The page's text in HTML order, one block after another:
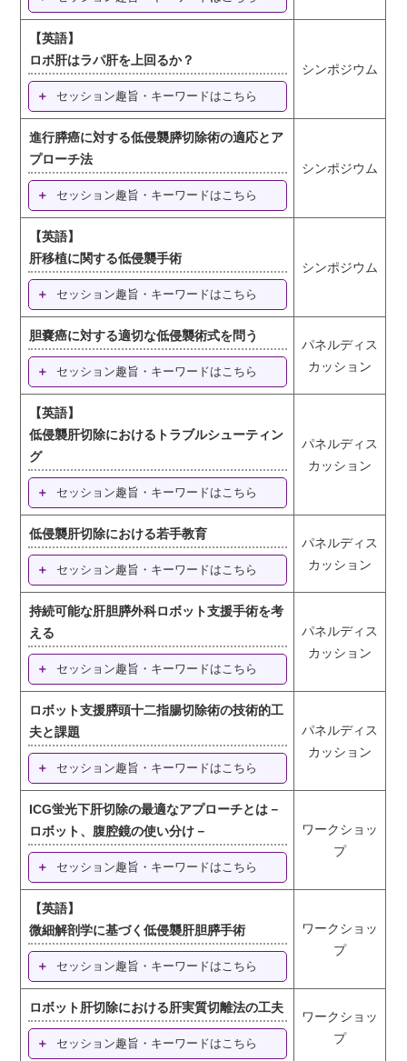
【英語】
ロボ肝はラパ肝を上回るか？
セッション趣旨・キーワードはこちら
シンポジウム
進行膵癌に対する低侵襲膵切除術の適応とア
プローチ法
セッション趣旨・キーワードはこちら
シンポジウム
【英語】
肝移植に関する低侵襲手術
セッション趣旨・キーワードはこちら
シンポジウム
胆嚢癌に対する適切な低侵襲術式を問う
セッション趣旨・キーワードはこちら
パネルディス
カッション
【英語】
低侵襲肝切除におけるトラブルシューティン
グ
セッション趣旨・キーワードはこちら
パネルディス
カッション
低侵襲肝切除における若手教育
セッション趣旨・キーワードはこちら
パネルディス
カッション
持続可能な肝胆膵外科ロボット支援手術を考
える
セッション趣旨・キーワードはこちら
パネルディス
カッション
ロボット支援膵頭十二指腸切除術の技術的工
夫と課題
セッション趣旨・キーワードはこちら
パネルディス
カッション
ICG蛍光下肝切除の最適なアプローチとは－
ロボット、腹腔鏡の使い分け－
セッション趣旨・キーワードはこちら
ワークショッ
プ
【英語】
微細解剖学に基づく低侵襲肝胆膵手術
セッション趣旨・キーワードはこちら
ワークショッ
プ
ロボット肝切除における肝実質切離法の工夫
セッション趣旨・キーワードはこちら
ワークショッ
プ